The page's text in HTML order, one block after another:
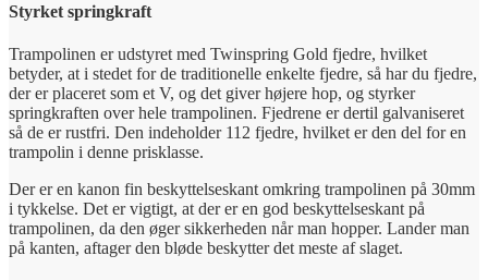
Styrket springkraft
Trampolinen er udstyret med Twinspring Gold fjedre, hvilket
betyder, at i stedet for de traditionelle enkelte fjedre, så har du fjedre,
der er placeret som et V, og det giver højere hop, og styrker
springkraften over hele trampolinen. Fjedrene er dertil galvaniseret
så de er rustfri. Den indeholder 112 fjedre, hvilket er den del for en
trampolin i denne prisklasse.
Der er en kanon fin beskyttelseskant omkring trampolinen på 30mm
i tykkelse. Det er vigtigt, at der er en god beskyttelseskant på
trampolinen, da den øger sikkerheden når man hopper. Lander man
på kanten, aftager den bløde beskytter det meste af slaget.